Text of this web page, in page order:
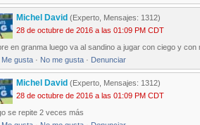
Michel David (Experto, Mensajes: 1312)
28 de octubre de 2016 a las 01:09 PM CDT
en granma luego va al sandino a jugar con ciego y con
Me gusta · No me gusta · Denunciar
Michel David (Experto, Mensajes: 1312)
28 de octubre de 2016 a las 01:09 PM CDT
se repite 2 veces más